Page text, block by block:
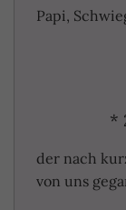
Papi,
*
der nach
von uns